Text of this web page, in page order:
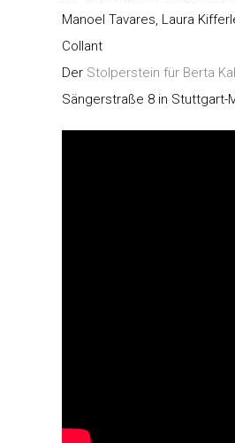
Manoel Tavares, Laura
Collant
Der Stolperstein für Berta
Sängerstraße 8 in Stuttgart-